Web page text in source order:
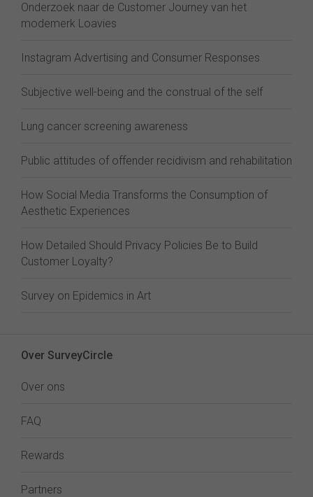
Onderzoek naar de Customer Journey van het
modemerk Loavies
Instagram Advertising and Consumer Responses
Subjective well-being and the construal of the self
Lung cancer screening awareness
Public attitudes of offender recidivism and rehabilitation
How Social Media Transforms the Consumption of
Aesthetic Experiences
How Detailed Should Privacy Policies Be to Build
Customer Loyalty?
Survey on Epidemics in Art
Over SurveyCircle
Over ons
FAQ
Rewards
Partners